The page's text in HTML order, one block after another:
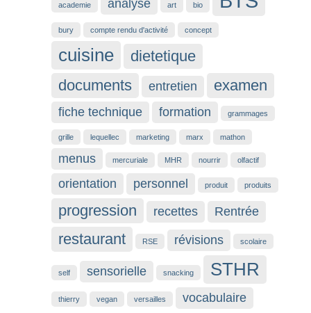
academie analyse art bio
bury compte rendu d'activité concept
cuisine
dietetique
documents
entretien examen
fiche technique formation grammages
grille lequellec marketing marx mathon
menus mercuriale MHR nourrir olfactif
orientation personnel produit produits
progression recettes Rentrée
restaurant RSE révisions scolaire
self sensorielle snacking STHR
thierry vegan versailles vocabulaire